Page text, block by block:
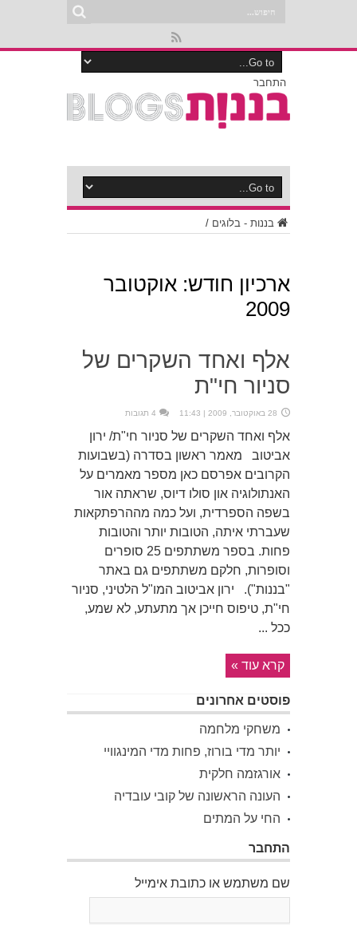
התחבר
בננות - בלוגים /
ארכיון חודש: אוקטובר
2009
אלף ואחד השקרים של
סניור חי"ת
28 באוקטובר, 2009 | 11:43 4 תגובות
אלף ואחד השקרים של סניור חי"ת/ ירון
אביטוב מאמר ראשון בסדרה (בשבועות
הקרובים אפרסם כאן מספר מאמרים על
האנתולוגיה און סולו דיוס, שראתה אור
בשפה הספרדית, ועל כמה מההרפתקאות
שעברתי איתה, הטובות יותר והטובות
פחות. בספר משתתפים 25 סופרים
וסופרות, חלקם משתתפים גם באתר
"בננות"). ירון אביטוב המו"ל הלטיני, סניור
חי"ת, טיפוס חייכן אך מתעתע, לא שמע,
ככל ...
קרא עוד »
פוסטים אחרונים
משחקי מלחמה
יותר מדי בורוז, פחות מדי המינגוויי
אורגזמה חלקית
העונה הראשונה של קובי עובדיה
החי על המתים
התחבר
שם משתמש או כתובת אימייל